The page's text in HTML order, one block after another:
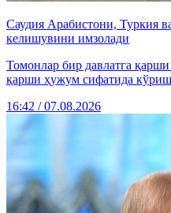
Саудия Арабистони, Туркия
келишувини имзолади
Томонлар бир давлатга
қарши ҳужум сифатида
16:42 / 07.08.2026